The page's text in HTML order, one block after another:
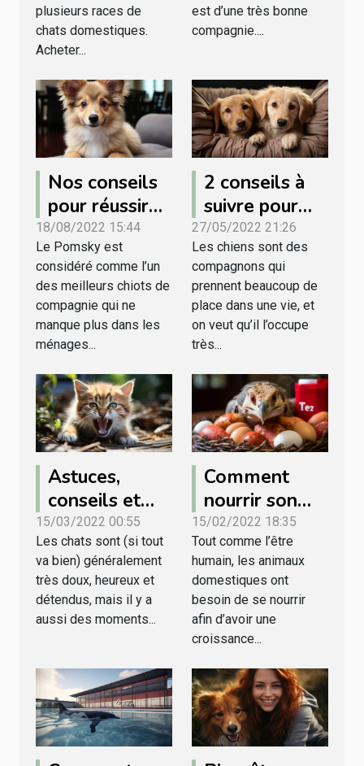
plusieurs races de
chats domestiques.
Acheter...
est d’une très bonne
compagnie....
Nos conseils
pour réussir
l’élevage d’un
chiot Pomsky
18/08/2022 15:44
Le Pomsky est
considéré comme l’un
des meilleurs chiots de
compagnie qui ne
manque plus dans les
ménages...
2 conseils à
suivre pour
prendre soin
de son chien
27/05/2022 21:26
Les chiens sont des
compagnons qui
prennent beaucoup de
place dans une vie, et
on veut qu’il l’occupe
très...
Astuces,
conseils et
faits
concernant le
chat qui
grogne
15/03/2022 00:55
Les chats sont (si tout
va bien) généralement
très doux, heureux et
détendus, mais il y a
aussi des moments...
Comment
nourrir son
animal
domestique ?
15/02/2022 18:35
Tout comme l’être
humain, les animaux
domestiques ont
besoin de se nourrir
afin d’avoir une
croissance...